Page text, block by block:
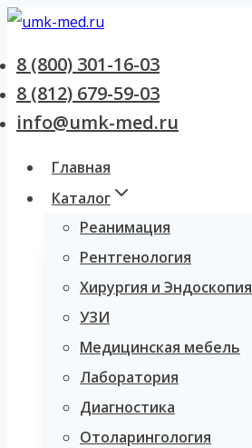
Перейти
содержанию
8 (800) 301-16-03
8 (812) 679-59-03
info@umk-med.ru
Главная
Каталог
Реанимация
Рентгенология
Хирургия и Эндоскопия
УЗИ
Медицинская мебель
Лаборатория
Диагностика
Отоларингология